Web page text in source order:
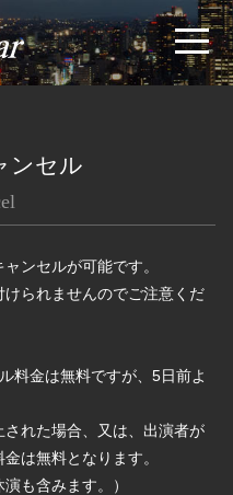
ンセル
ンセルが可能です。
られませんのでご注意くだ
料金は無料ですが、5日前よ
れた場合、又は、出演者が
は無料となります。
も含みます。）